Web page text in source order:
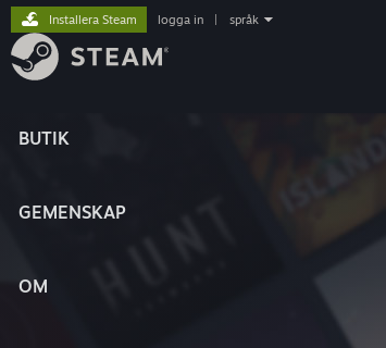
BUTIK
GEMENSKAP
OM
Installera Steam logga in språk